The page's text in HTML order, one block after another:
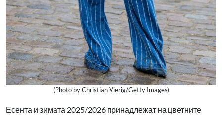
(Photo by Christian Vierig/Getty Images)
Есента и зимата 2025/2026 принадлежат на цветните